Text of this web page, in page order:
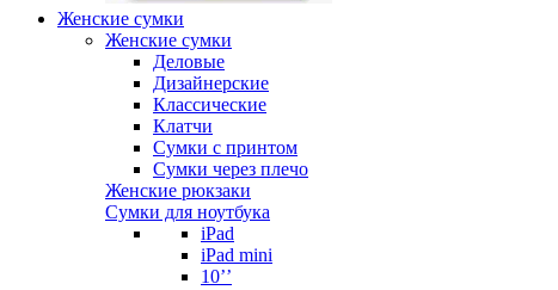
Женские сумки
Женские сумки
Деловые
Дизайнерские
Классические
Клатчи
Сумки с принтом
Сумки через плечо
Женские рюкзаки
Сумки для ноутбука
iPad
iPad mini
10’’